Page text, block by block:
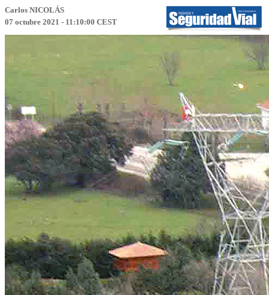
Carlos NICOLÁS
07 octubre 2021 - 11:10:00 CEST